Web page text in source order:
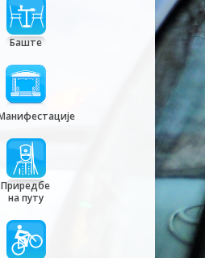
Баште
Приредбе
на путу